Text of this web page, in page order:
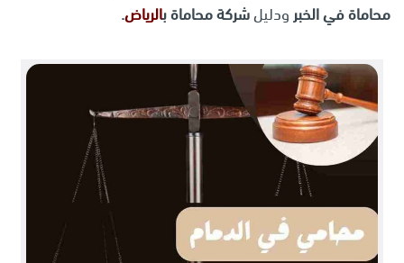
محاماة في الخبر ودليلشركة محاماة بالرياض.